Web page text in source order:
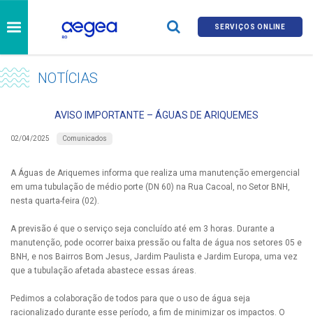
SERVIÇOS ONLINE
NOTÍCIAS
AVISO IMPORTANTE – ÁGUAS DE ARIQUEMES
02/04/2025 Comunicados
A Águas de Ariquemes informa que realiza uma manutenção emergencial
em uma tubulação de médio porte (DN 60) na Rua Cacoal, no Setor BNH,
nesta quarta-feira (02).
A previsão é que o serviço seja concluído até em 3 horas. Durante a
manutenção, pode ocorrer baixa pressão ou falta de água nos setores 05 e
BNH, e nos Bairros Bom Jesus, Jardim Paulista e Jardim Europa, uma vez
que a tubulação afetada abastece essas áreas.
Pedimos a colaboração de todos para que o uso de água seja
racionalizado durante esse período, a fim de minimizar os impactos. O